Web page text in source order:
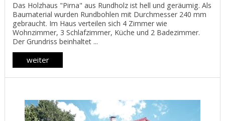
Das Holzhaus "Pirna" aus Rundholz ist hell und geräumig. Als
Baumaterial wurden Rundbohlen mit Durchmesser 240 mm
gebraucht. Im Haus verteilen sich 4 Zimmer wie
Wohnzimmer, 3 Schlafzimmer, Küche und 2 Badezimmer.
Der Grundriss beinhaltet ...
weiter